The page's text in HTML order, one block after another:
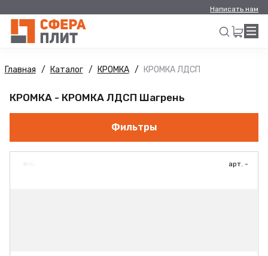
Написать нам
Главная Каталог КРОМКА КРОМКА ЛДСП
КРОМКА - КРОМКА ЛДСП Шагрень
Фильтры
арт. -